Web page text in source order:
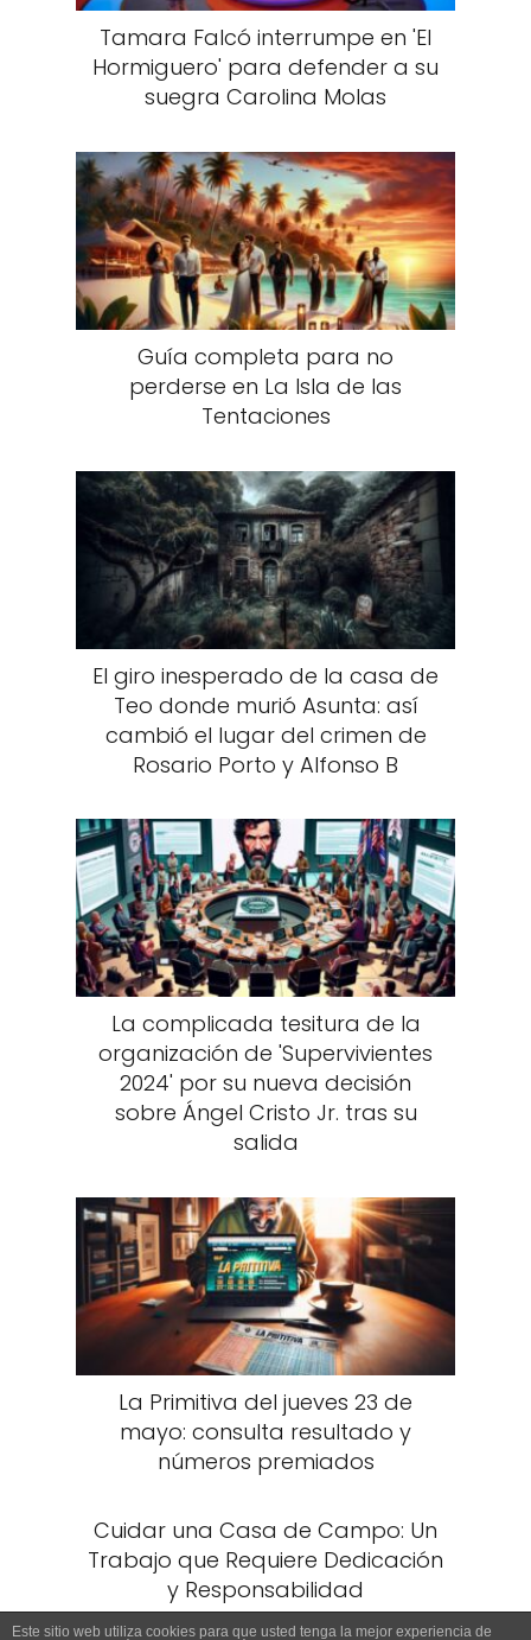
Tamara Falcó interrumpe en 'El
Hormiguero' para defender a su
suegra Carolina Molas
Guía completa para no
perderse en La Isla de las
Tentaciones
El giro inesperado de la casa de
Teo donde murió Asunta: así
cambió el lugar del crimen de
Rosario Porto y Alfonso B
La complicada tesitura de la
organización de 'Supervivientes
2024' por su nueva decisión
sobre Ángel Cristo Jr. tras su
salida
La Primitiva del jueves 23 de
mayo: consulta resultado y
números premiados
Cuidar una Casa de Campo: Un
Trabajo que Requiere Dedicación
y Responsabilidad
Este sitio web utiliza cookies para que usted tenga la mejor experiencia de